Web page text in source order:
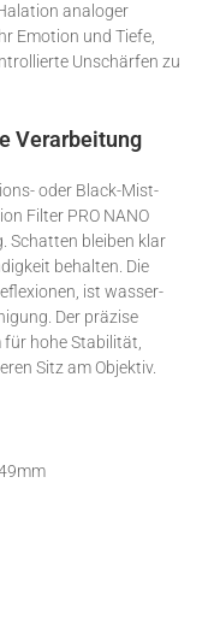
analoger
Emotion und Tiefe,
Unschärfen zu
Verarbeitung
oder Black-Mist-
Filter PRO NANO
Schatten bleiben klar
behalten. Die
ist wasser-
Der präzise
hohe Stabilität,
Sitz am Objektiv.